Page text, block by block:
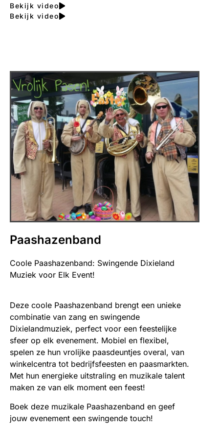
Bekijk video
Bekijk video
Paashazenband
Coole Paashazenband: Swingende Dixieland
Muziek voor Elk Event!
Deze coole Paashazenband brengt een unieke
combinatie van zang en swingende
Dixielandmuziek, perfect voor een feestelijke
sfeer op elk evenement. Mobiel en flexibel,
spelen ze hun vrolijke paasdeuntjes overal, van
winkelcentra tot bedrijfsfeesten en paasmarkten.
Met hun energieke uitstraling en muzikale talent
maken ze van elk moment een feest!
Boek deze muzikale Paashazenband en geef
jouw evenement een swingende touch!